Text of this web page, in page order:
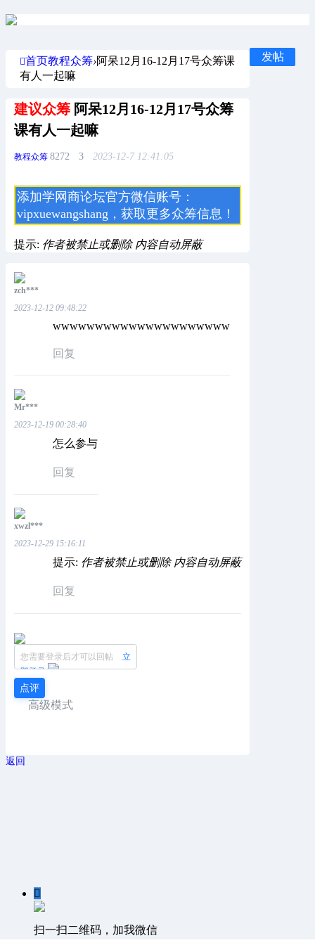
发帖
首页教程众筹›阿呆12月16-12月17号众筹课
有人一起嘛
建议众筹 阿呆12月16-12月17号众筹
课有人一起嘛
教程众筹 8272 3 2023-12-7 12:41:05
添加学网商论坛官方微信账号：
vipxuewangshang，获取更多众筹信息！
提示: 作者被禁止或删除 内容自动屏蔽
zch***
2023-12-12 09:48:22
wwwwwwwwwwwwwwwwwwwww
回复
Mr***
2023-12-19 00:28:40
怎么参与
回复
xwzl***
2023-12-29 15:16:11
提示: 作者被禁止或删除 内容自动屏蔽
回复
您需要登录后才可以回帖
立
即登录
点评
高级模式
返回

扫一扫二维码，加我微信